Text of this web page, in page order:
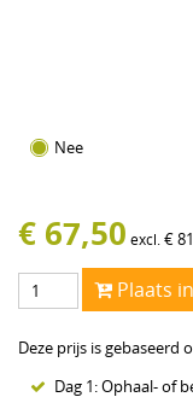
Nee
€ 67,50 excl.€
Plaats
Deze prijs is gebaseerd
Dag 1: Ophaal- of